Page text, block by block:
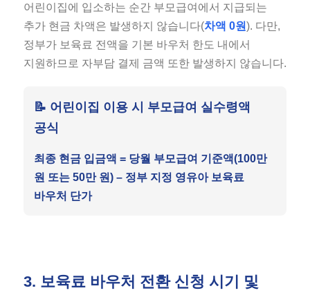
어린이집에 입소하는 순간 부모급여에서 지급되는
추가 현금 차액은 발생하지 않습니다(차액 0원). 다만,
정부가 보육료 전액을 기본 바우처 한도 내에서
지원하므로 자부담 결제 금액 또한 발생하지 않습니다.
📝 어린이집 이용 시 부모급여 실수령액
공식
최종 현금 입금액 = 당월 부모급여 기준액(100만
원 또는 50만 원) – 정부 지정 영유아 보육료
바우처 단가
3. 보육료 바우처 전환 신청 시기 및